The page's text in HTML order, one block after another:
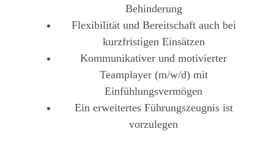
Behinderung
Flexibilität und Bereitschaft auch bei
kurzfristigen Einsätzen
Kommunikativer und motivierter
Teamplayer (m/w/d) mit
Einfühlungsvermögen
Ein erweitertes Führungszeugnis ist
vorzulegen